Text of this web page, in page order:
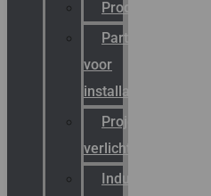
Productcatalogus
Partner
voor
installateurs
Projectreferenties
verlichting
Industriële